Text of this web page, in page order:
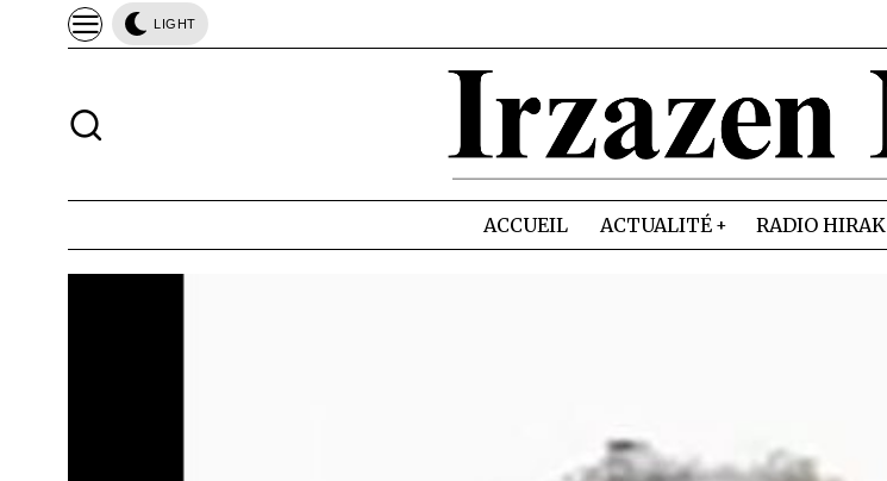
LIGHT
ACCUEIL ACTUALITÉ RADIO HIRAK